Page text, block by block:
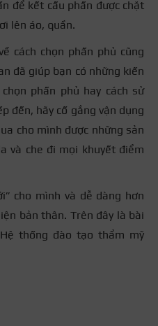
để kết cấu phấn được chặt
lên áo, quần.
cách chọn phấn phủ cũng
đã giúp bạn có những kiến
phấn phủ hay cách sử
đến, hãy cố gắng vận dụng
cho mình được những sản
và che đi mọi khuyết điểm
cho mình và dễ dàng hơn
bản thân. Trên đây là bài
thống đào tạo thẩm mỹ